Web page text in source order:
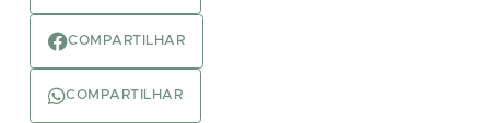
COMPARTILHAR
COMPARTILHAR